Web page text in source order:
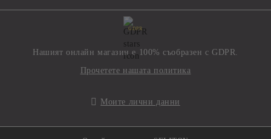
GDPR
Нашият онлайн магазин е 100% съобразен с GDPR.
Прочетете нашата политика
Моите лични данни